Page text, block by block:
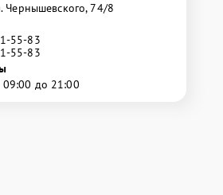
Чернышевского, 74/8
55-83
55-83
09:00 до 21:00